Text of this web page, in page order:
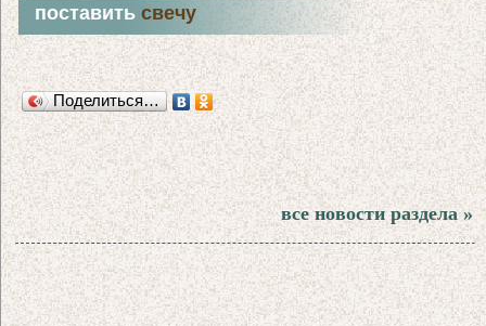
поставитьсвечу
Поделиться…
все новости раздела »